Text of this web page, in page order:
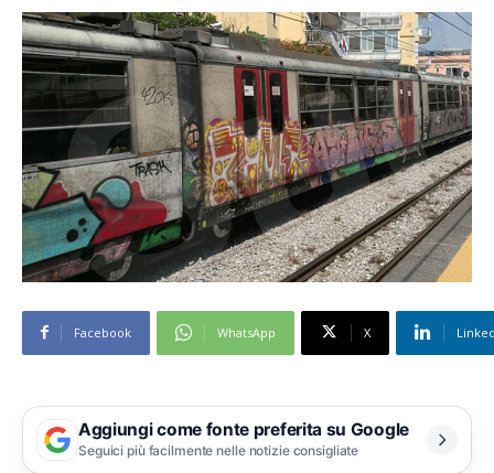
Facebook WhatsApp X
Aggiungi come fonte preferita su Google
Seguici più facilmente nelle notizie consigliate